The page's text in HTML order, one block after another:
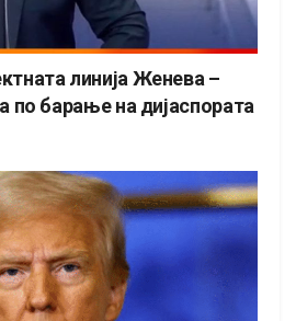
линија Женева –
по барање на дијаспората